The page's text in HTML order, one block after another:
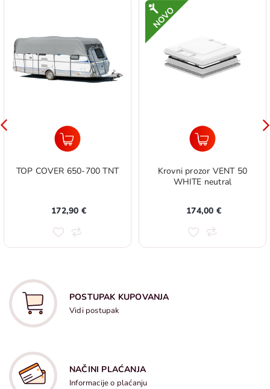
TOP COVER 650-700 TNT
172,90 €
Krovni prozor VENT 50
WHITE neutral
174,00 €
POSTUPAK KUPOVANJA
Vidi postupak
NAČINI PLAĆANJA
Informacije o plaćanju